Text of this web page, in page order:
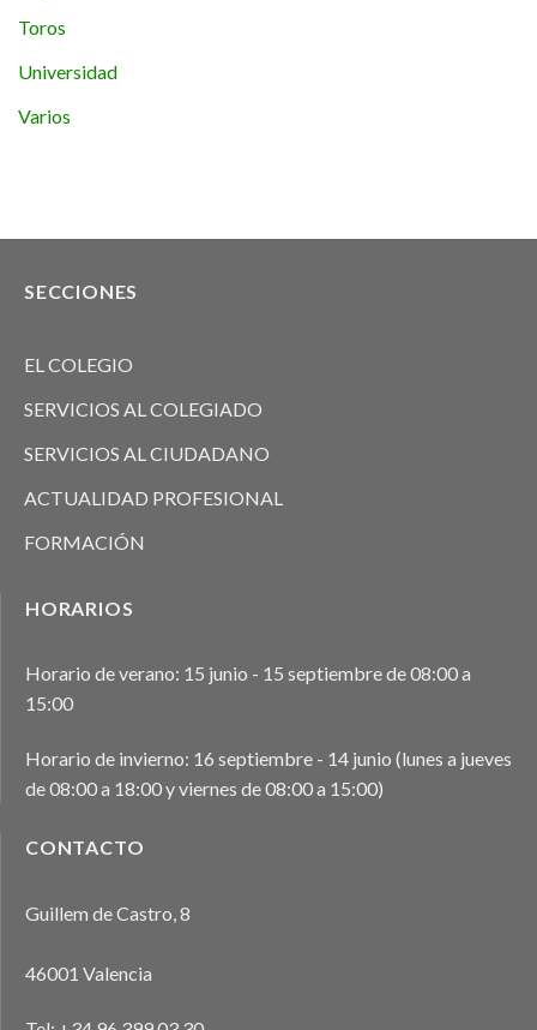
Toros
Universidad
Varios
SECCIONES
EL COLEGIO
SERVICIOS AL COLEGIADO
SERVICIOS AL CIUDADANO
ACTUALIDAD PROFESIONAL
FORMACIÓN
HORARIOS
Horario de verano: 15 junio - 15 septiembre de 08:00 a
15:00
Horario de invierno: 16 septiembre - 14 junio (lunes a jueves
de 08:00 a 18:00 y viernes de 08:00 a 15:00)
CONTACTO
Guillem de Castro, 8
46001 Valencia